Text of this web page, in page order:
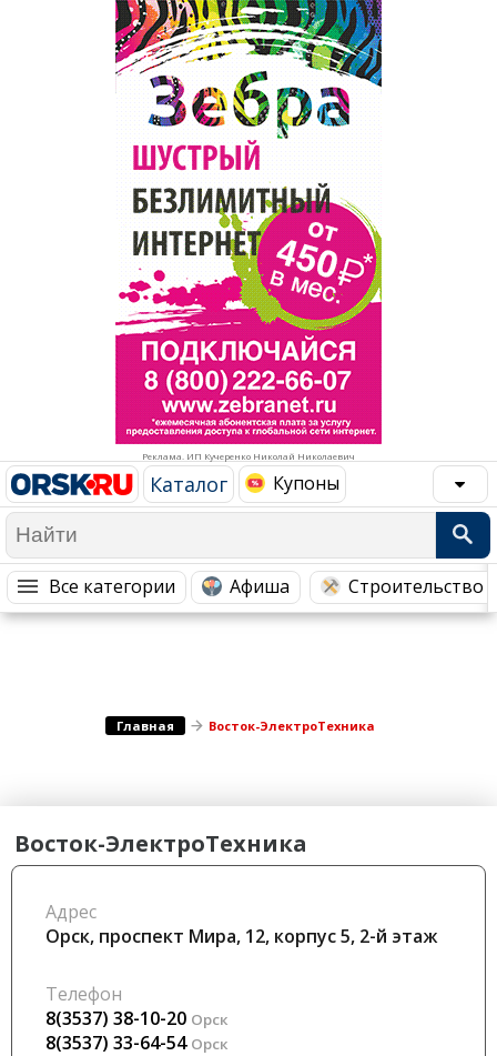
Реклама. ИП Кучеренко Николай Николаевич
Каталог Купоны
Все категории Афиша Строительство
Рестораны, кафе, бары
Развлечения и отдых
Спорт Фитнес
Недвижимость
Красота Косметология
Медицина Здоровье
Гостиницы
Торговля
Бизнес и финансы
Юристы, Экспертиза, Страхование
Ремонт
Социальные организации
Это интересно
Администрация
Промышленность
Городское хозяйство
Популярное →
Главная Восток-ЭлектроТехника
Восток-ЭлектроТехника
Адрес
Орск, проспект Мира, 12, корпус 5, 2-й этаж
Телефон
8(3537) 38-10-20 Орск
8(3537) 33-64-54 Орск